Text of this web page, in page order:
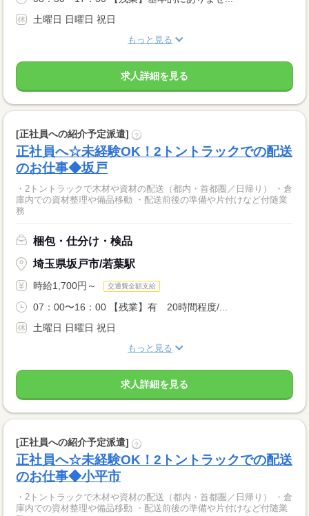
土曜日 日曜日 祝日
もっと見る
求人詳細を見る
[正社員への紹介予定派遣] ?
正社員へ☆未経験OK！2トントラックでの配送
のお仕事◆坂戸
・2トントラックで木材や資材の配送（都内・首都圏／日帰り） ・倉
庫内での資材整理や備品移動 ・配送前後の準備や片付けなど付随業
務
梱包・仕分け・検品
埼玉県坂戸市/若葉駅
時給1,700円～ 交通費全額支給
07：00〜16：00 【残業】有 20時間程度/...
土曜日 日曜日 祝日
もっと見る
求人詳細を見る
[正社員への紹介予定派遣] ?
正社員へ☆未経験OK！2トントラックでの配送
のお仕事◆小平市
・2トントラックで木材や資材の配送（都内・首都圏／日帰り） ・倉
庫内での資材整理や備品移動 ・配送前後の準備や片付けなど付随業